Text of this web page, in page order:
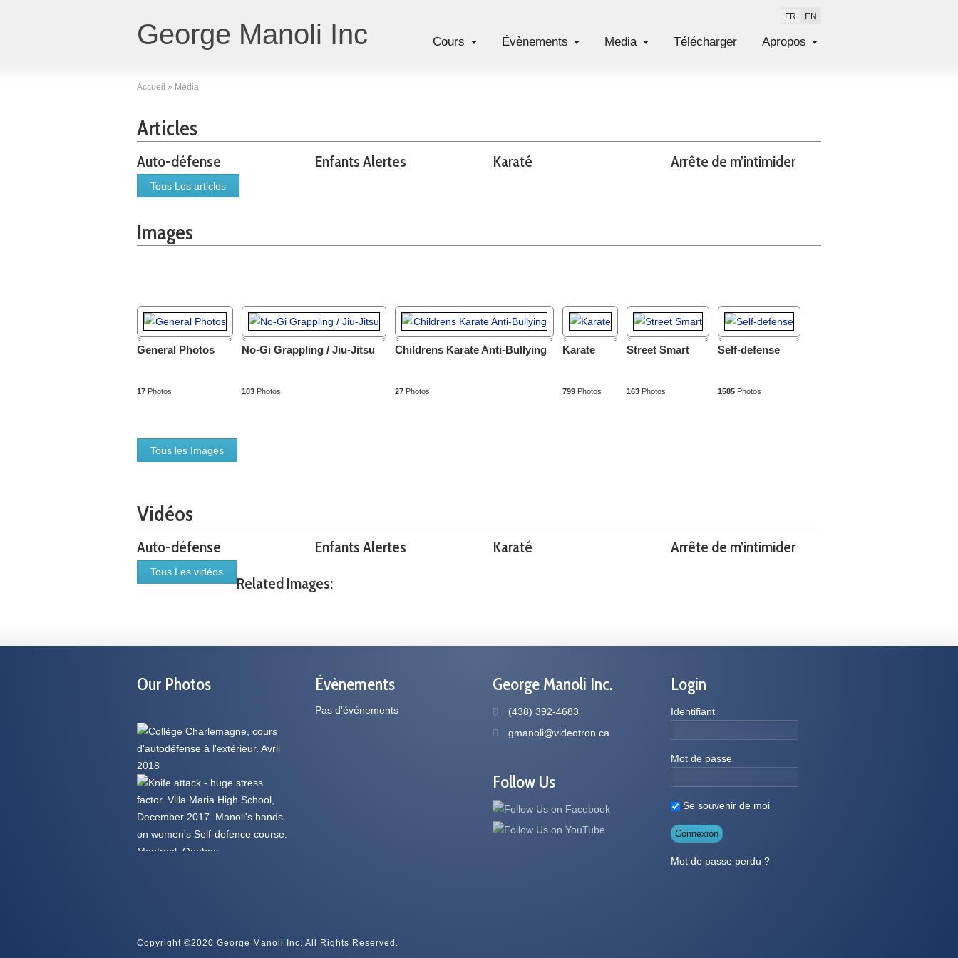
George Manoli Inc
FR EN
Cours Évènements Media Télécharger Apropos
Accueil » Média
Articles
Auto-défense Enfants Alertes Karaté Arrête de m’intimider
Tous Les articles
Images
General Photos
17 Photos
No-Gi Grappling / Jiu-Jitsu
103 Photos
Childrens Karate Anti-Bullying
27 Photos
Karate
799 Photos
Street Smart
163 Photos
Self-defense
1585 Photos
Tous les Images
Vidéos
Auto-défense Enfants Alertes Karaté Arrête de m’intimider
Tous Les vidéos
Related Images:
Our Photos Évènements
Pas d'événements
George Manoli Inc.
(438) 392-4683
gmanoli@videotron.ca
Follow Us
Login
Identifiant
Mot de passe
Se souvenir de moi
Mot de passe perdu ?
Copyright ©2020 George Manoli Inc. All Rights Reserved.